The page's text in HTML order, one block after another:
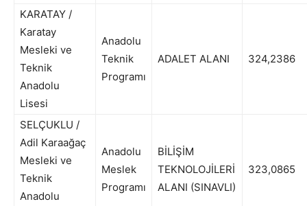
KARATAY /
Karatay
Mesleki ve
Teknik
Anadolu
Lisesi
Anadolu
Teknik
Programı
ADALET ALANI 324,2386
SELÇUKLU /
Adil Karaağaç
Mesleki ve
Teknik
Anadolu
Anadolu
Meslek
Programı
BİLİŞİM
TEKNOLOJİLERİ
ALANI (SINAVLI)
323,0865